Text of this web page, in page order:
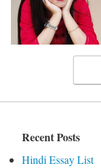
Recent Posts
Hindi Essay List